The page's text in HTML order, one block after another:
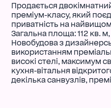
Продається
преміум-класу, який
приватність на
Загальна площа: 112 кв.
Новобудова з
використанням
високі стелі, максимум
кухня-вітальня
декілька санвузлів,